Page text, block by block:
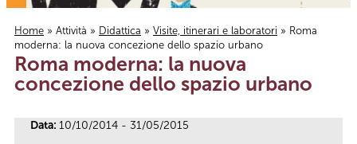
Tu sei qui
Home » Attività » Didattica » Visite, itinerari e laboratori » Roma
moderna: la nuova concezione dello spazio urbano
Roma moderna: la nuova
concezione dello spazio urbano
Data: 10/10/2014 - 31/05/2015